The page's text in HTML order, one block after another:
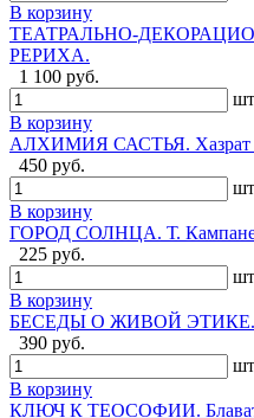
В корзину
ТЕАТРАЛЬНО-
РЕРИХА.
1 100 руб.
шт
В корзину
АЛХИМИЯ САСТЬЯ. Хазрат
450 руб.
шт
В корзину
ГОРОД СОЛНЦА. Т.
225 руб.
шт
В корзину
БЕСЕДЫ О ЖИВОЙ ЭТИКЕ.
390 руб.
шт
В корзину
КЛЮЧ К ТЕОСОФИИ.